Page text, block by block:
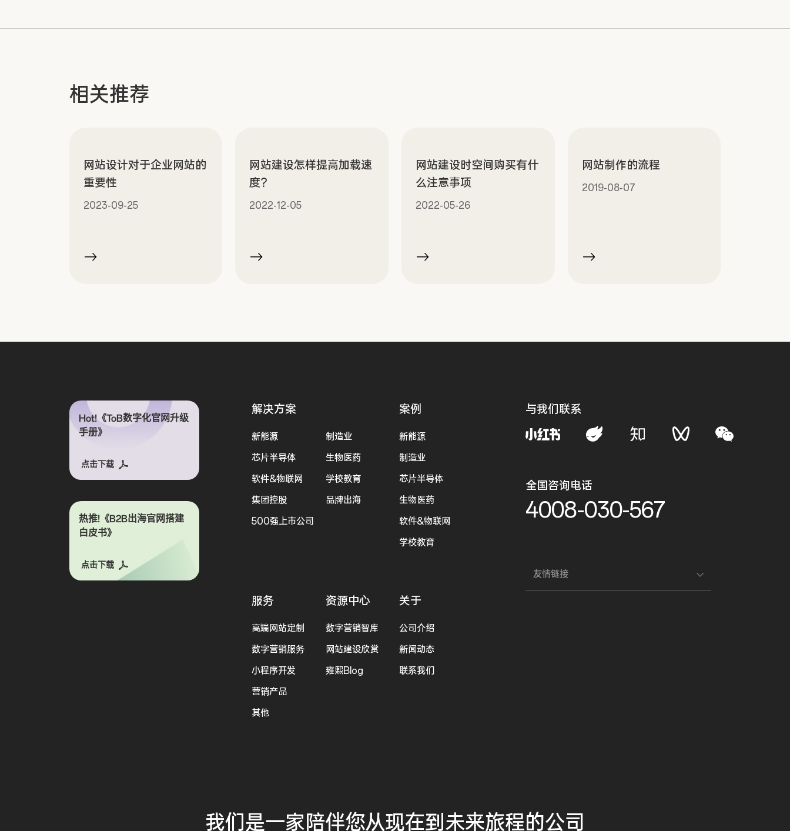
相关推荐
网站设计对于企业网站的
重要性
2023-09-25
网站建设怎样提高加载速
度？
2022-12-05
网站建设时空间购买有什
么注意事项
2022-05-26
网站制作的流程
2019-08-07
Hot!《ToB数字化官网升级
手册》
点击下载
热推!《B2B出海官网搭建
白皮书》
点击下载
解决方案
新能源
制造业
芯片半导体
生物医药
软件&物联网
学校教育
集团控股
品牌出海
500强上市公司
案例
新能源
制造业
芯片半导体
生物医药
软件&物联网
学校教育
服务
高端网站定制
数字营销服务
小程序开发
营销产品
其他
资源中心
数字营销智库
网站建设欣赏
雍熙Blog
关于
公司介绍
新闻动态
联系我们
与我们联系
全国咨询电话
4008-030-567
友情链接
我们是一家陪伴您从现在到未来旅程的公司